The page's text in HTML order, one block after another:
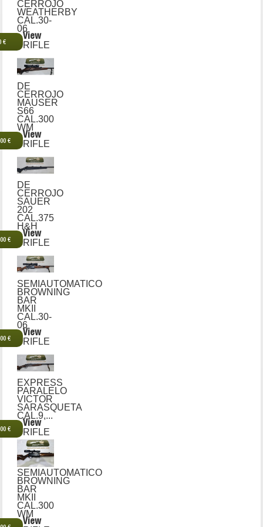
CERROJO
WEATHERBY
CAL.30-
06
€
View
RIFLE
DE
CERROJO
MAUSER
S66
CAL.300
WM
€
View
RIFLE
DE
CERROJO
SAUER
202
CAL.375
H&H
€
View
RIFLE
SEMIAUTOMATICO
BROWNING
BAR
MKII
CAL.30-
06
€
View
RIFLE
EXPRESS
PARALELO
VICTOR
SARASQUETA
CAL.9,...
€
View
RIFLE
SEMIAUTOMATICO
BROWNING
BAR
MKII
CAL.300
WM
View